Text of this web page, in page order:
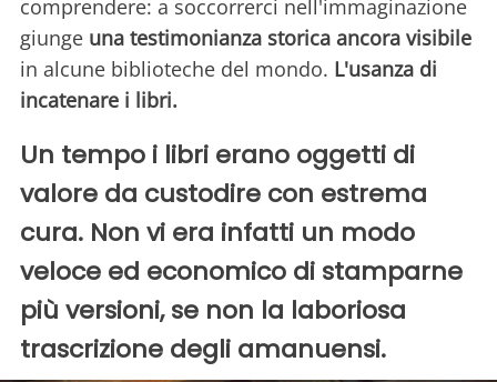
comprendere: a soccorrerci nell'immaginazione
giunge una testimonianza storica ancora visibile
in alcune biblioteche del mondo. L'usanza di
incatenare i libri.
Un tempo i libri erano oggetti di
valore da custodire con estrema
cura. Non vi era infatti un modo
veloce ed economico di stamparne
più versioni, se non la laboriosa
trascrizione degli amanuensi.